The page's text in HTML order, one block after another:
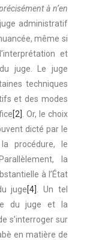
à n’en
administratif
même si
et
juge. Le juge
techniques
et des modes
[2]
. Or, le choix
dicté par le
procédure, le
la
à l’État
juge[4]
. Un tel
du juge et la
s’interroger sur
en matière de